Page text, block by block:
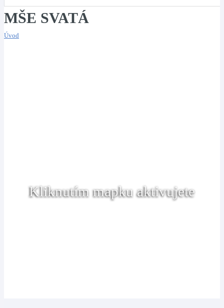
MŠE SVATÁ
Úvod
Kliknutím mapku aktivujete